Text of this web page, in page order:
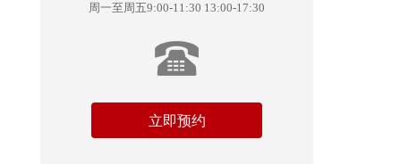
周一至周五9:00-11:30 13:00-17:30
立即预约